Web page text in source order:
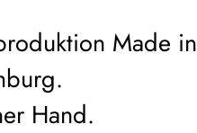
Made in
Hand.